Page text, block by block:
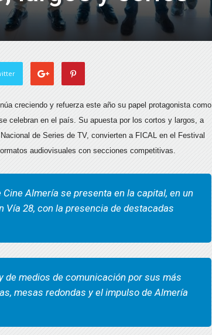
creciendo y refuerza este año su papel protagonista como
celebran en el país. Su apuesta por los cortos y largos, a
de Series de TV, convierten a FICAL en el Festival
audiovisuales con secciones competitivas.
Almería se presenta en la capital, en un
28, con la presencia de destacadas
de medios de comunicación por sus más
mesas redondas y el impulso de Almería